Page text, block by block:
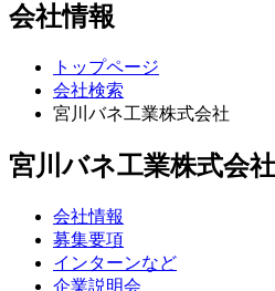
会社情報
トップページ
会社検索
宮川バネ工業株式会社
宮川バネ工業株式会社
会社情報
募集要項
インターンなど
企業説明会